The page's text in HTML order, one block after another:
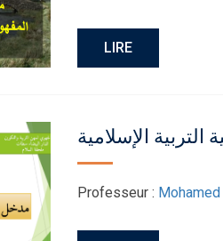
LIRE
الإسلامية
Professeur :